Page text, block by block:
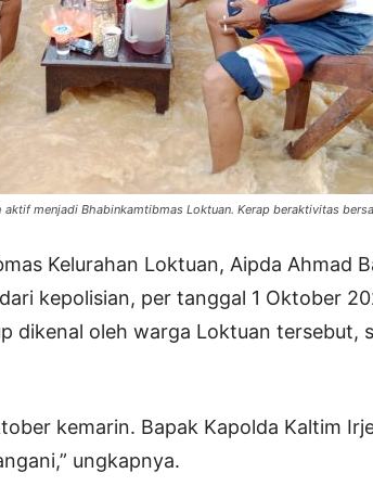
menjadi Bhabinkamtibmas Loktuan. Kerap beraktivitas
Kelurahan Loktuan, Aipda Ahmad
kepolisian, per tanggal 1 Oktober
dikenal oleh warga Loktuan tersebut,
kemarin. Bapak Kapolda Kaltim
ungkapnya.